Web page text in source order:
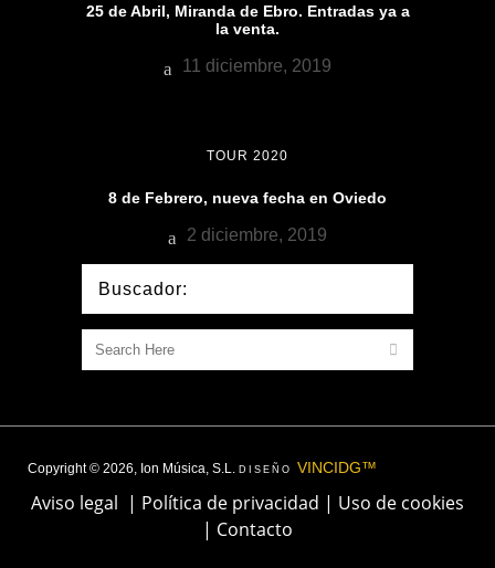
25 de Abril, Miranda de Ebro. Entradas ya a
la venta.
11 diciembre, 2019
TOUR 2020
8 de Febrero, nueva fecha en Oviedo
2 diciembre, 2019
Buscador:
Copyright © 2026, Ion Música, S.L. DISEÑO VINCIDG™
Aviso legal | Política de privacidad | Uso de cookies
| Contacto